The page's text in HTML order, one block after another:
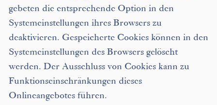
gebeten die entsprechende Option in den
Systemeinstellungen ihres Browsers zu
deaktivieren. Gespeicherte Cookies können in den
Systemeinstellungen des Browsers gelöscht
werden. Der Ausschluss von Cookies kann zu
Funktionseinschränkungen dieses
Onlineangebotes führen.